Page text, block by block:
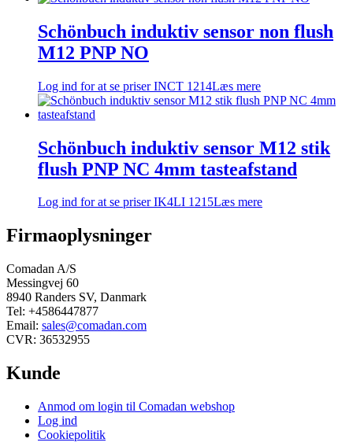
Schönbuch induktiv sensor non flush
M12 PNP NO
Log ind for at se priserINCT 1214Læs mere
Schönbuch induktiv sensor M12 stik
flush PNP NC 4mm tasteafstand
Log ind for at se priserIK4LI 1215Læs mere
Firmaoplysninger
Comadan A/S
Messingvej 60
8940 Randers SV, Danmark
Tel: +4586447877
Email: sales@comadan.com
CVR: 36532955
Kunde
Main
Menu
Anmod om login til Comadan webshop
Log ind
Cookiepolitik